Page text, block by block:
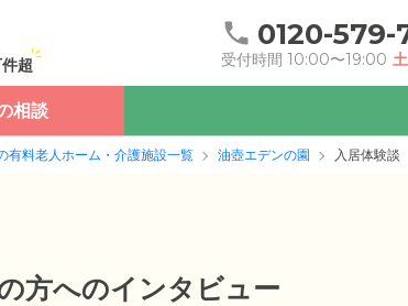
超
0120-579-
受付時間 10:00〜19:00
相談
有料老人ホーム・介護施設一覧 油壺エデンの園 入居体験談
方へのインタビュー